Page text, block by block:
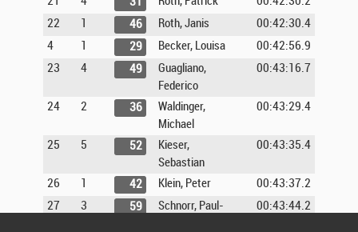
22
1 46 Roth, Janis
00:42:30.4
4
1 29 Becker, Louisa
00:42:56.9
23
4 49
Guagliano,
Federico
00:43:16.7
24 2 36
Waldinger,
Michael
00:43:29.4
25 5 52
Kieser,
Sebastian
00:43:35.4
26 1 42 Klein, Peter
00:43:37.2
27
3 59
Schnorr, Paul-
00:43:44.2